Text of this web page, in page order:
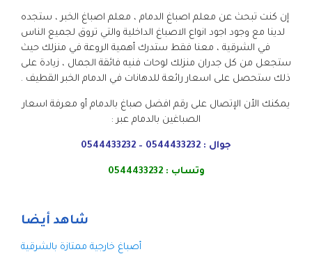
إن كنت تبحث عن معلم اصباغ الدمام ، معلم اصباغ الخبر ، ستجده
لدينا مع وجود اجود انواع الاصباغ الداخلية والتي تروق لجميع الناس
في الشرقية ، معنا فقط ستدرك أهمية الروعة في منزلك حيث
ستجعل من كل جدران منزلك لوحات فنيه فائقة الجمال ، زيادة على
ذلك ستحصل على اسعار رائعة للدهانات في الدمام الخبر القطيف .
يمكنك الأن الإتصال على رقم افضل صباغ بالدمام أو معرفة اسعار
الصباغين بالدمام عبر :
جوال : 0544433232 – 0544433232
وتساب : 0544433232
شاهد أيضا
أصباغ خارجية ممتازة بالشرقية